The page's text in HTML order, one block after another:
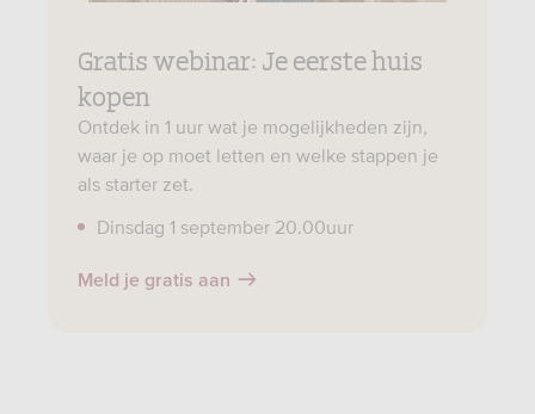
Gratis webinar: Je eerste huis
kopen
Ontdek in 1 uur wat je mogelijkheden zijn,
waar je op moet letten en welke stappen je
als starter zet.
Dinsdag 1 september 20.00uur
Meld je gratis aan